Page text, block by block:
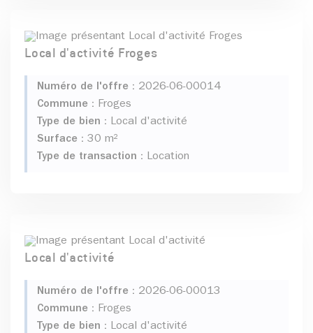
Local d'activité Froges
Numéro de l'offre : 2026-06-00014
Commune : Froges
Type de bien : Local d'activité
Surface : 30 m²
Type de transaction : Location
Local d'activité
Numéro de l'offre : 2026-06-00013
Commune : Froges
Type de bien : Local d'activité